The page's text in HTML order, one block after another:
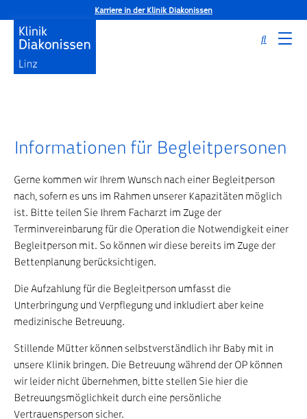
Karriere in der Klinik Diakonissen
Startseite Informationen für Begleitpersonen
Informationen für Begleitpersonen
Gerne kommen wir Ihrem Wunsch nach einer Begleitperson
nach, sofern es uns im Rahmen unserer Kapazitäten möglich
ist. Bitte teilen Sie Ihrem Facharzt im Zuge der
Terminvereinbarung für die Operation die Notwendigkeit einer
Begleitperson mit. So können wir diese bereits im Zuge der
Bettenplanung berücksichtigen.
Die Aufzahlung für die Begleitperson umfasst die
Unterbringung und Verpflegung und inkludiert aber keine
medizinische Betreuung.
Stillende Mütter können selbstverständlich ihr Baby mit in
unsere Klinik bringen. Die Betreuung während der OP können
wir leider nicht übernehmen, bitte stellen Sie hier die
Betreuungsmöglichkeit durch eine persönliche
Vertrauensperson sicher.